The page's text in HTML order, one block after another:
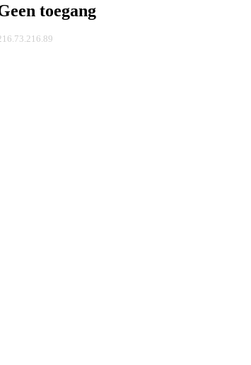
toegang